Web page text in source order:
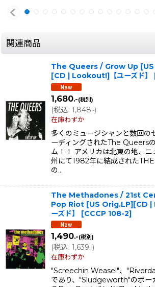
関連商品
The Queers / Grow Up
[CD | Lookout!]【ユーズド】
1,680.-(税別)
(税込: 1,848.-)
在庫わずか
多くのミュージシャンと数回の
ーディングされたThe Queers
ム！！ アメリカは北東の地、
州にて1982年に結成された
の…
The Methadones / 21st
Pop Riot [US Orig.LP][CD |
ーズド】
[CCCP 108-2]
1,490.-(税別)
(税込: 1,639.-)
在庫わずか
"Screechin Weasel"、
であり、"Sludgeworth"のボー